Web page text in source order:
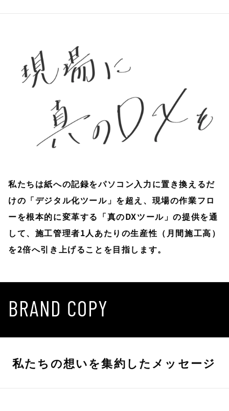
私たちは紙への記録をパソコン入力に置き換えるだ
けの「デジタル化ツール」を超え、現場の作業フロ
ーを根本的に変革する「真のDXツール」の提供を通
して、施工管理者1人あたりの生産性（月間施工高）
を2倍へ引き上げることを目指します。
BRAND COPY
私たちの想いを集約したメッセージ